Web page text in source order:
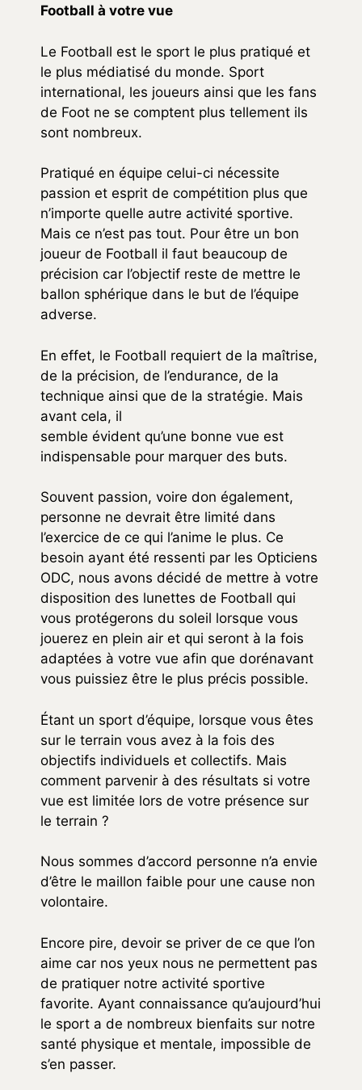
Football à votre vue
Le Football est le sport le plus pratiqué et
le plus médiatisé du monde. Sport
international, les joueurs ainsi que les fans
de Foot ne se comptent plus tellement ils
sont nombreux.
Pratiqué en équipe celui-ci nécessite
passion et esprit de compétition plus que
n’importe quelle autre activité sportive.
Mais ce n’est pas tout. Pour être un bon
joueur de Football il faut beaucoup de
précision car l’objectif reste de mettre le
ballon sphérique dans le but de l’équipe
adverse.
En effet, le Football requiert de la maîtrise,
de la précision, de l’endurance, de la
technique ainsi que de la stratégie. Mais
avant cela, il
semble évident qu’une bonne vue est
indispensable pour marquer des buts.
Souvent passion, voire don également,
personne ne devrait être limité dans
l’exercice de ce qui l’anime le plus. Ce
besoin ayant été ressenti par les Opticiens
ODC, nous avons décidé de mettre à votre
disposition des lunettes de Football qui
vous protégerons du soleil lorsque vous
jouerez en plein air et qui seront à la fois
adaptées à votre vue afin que dorénavant
vous puissiez être le plus précis possible.
Étant un sport d’équipe, lorsque vous êtes
sur le terrain vous avez à la fois des
objectifs individuels et collectifs. Mais
comment parvenir à des résultats si votre
vue est limitée lors de votre présence sur
le terrain ?
Nous sommes d’accord personne n’a envie
d’être le maillon faible pour une cause non
volontaire.
Encore pire, devoir se priver de ce que l’on
aime car nos yeux nous ne permettent pas
de pratiquer notre activité sportive
favorite. Ayant connaissance qu’aujourd’hui
le sport a de nombreux bienfaits sur notre
santé physique et mentale, impossible de
s’en passer.